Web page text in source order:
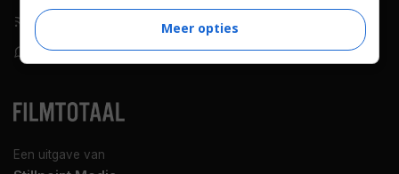
Een uitgave van
RSS-feed
WhatsApp
Films op tv
Bioscoop
Meer opties